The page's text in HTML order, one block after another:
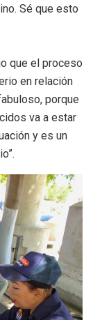
Sé que esto
que el proceso
en relación
porque
va a estar
y es un